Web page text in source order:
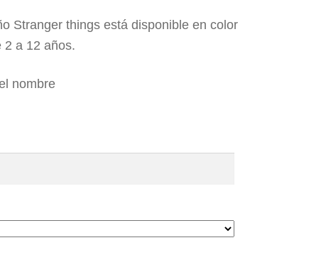
Stranger things está disponible en color
2 a 12 años.
nombre